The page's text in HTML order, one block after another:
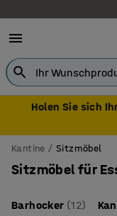
Holen Sie sich
Kantine Sitzmöbel
Sitzmöbel für
Barhocker (12)